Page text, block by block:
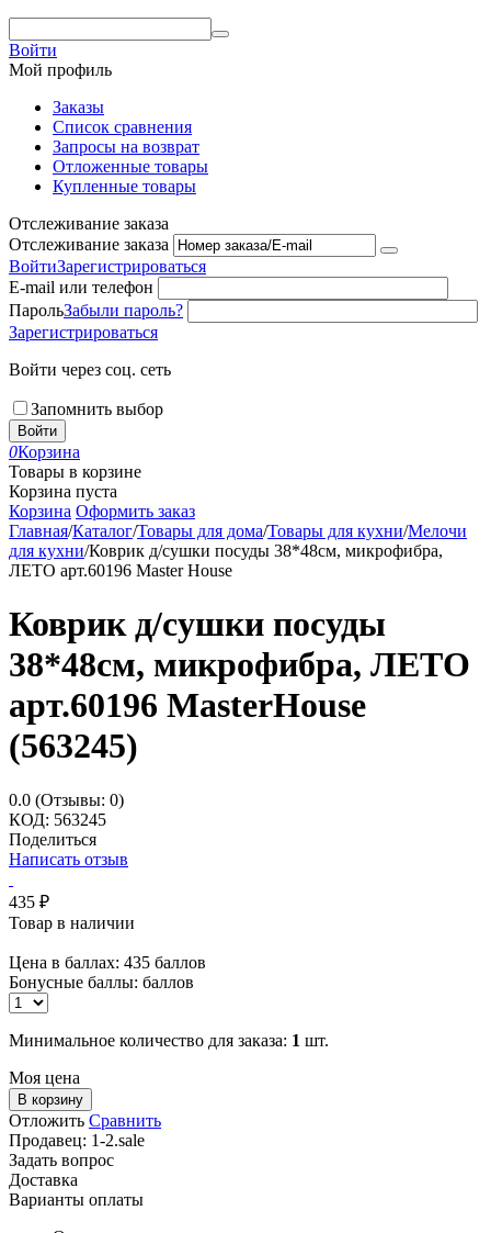
Войти
Мой профиль
Заказы
Список сравнения
Запросы на возврат
Отложенные товары
Купленные товары
Отслеживание заказа
Отслеживание заказа
ВойтиЗарегистрироваться
E-mail или телефон
ПарольЗабыли пароль?
Зарегистрироваться
Войти через соц. сеть
Запомнить выбор
Войти
0Корзина
Товары в корзине
Корзина пуста
Корзина Оформить заказ
Главная/Каталог/Товары для дома/Товары для кухни/Мелочи
для кухни/Коврик д/сушки посуды 38*48см, микрофибра,
ЛЕТО арт.60196 Master House
Коврик д/сушки посуды
38*48см, микрофибра, ЛЕТО
арт.60196 MasterHouse
(563245)
0.0 (Отзывы: 0)
КОД: 563245
Поделиться
Написать отзыв
435 ₽
Товар в наличии
Цена в баллах: 435 баллов
Бонусные баллы: баллов
Минимальное количество для заказа: 1 шт.
Моя цена
В корзину
Отложить Сравнить
Продавец: 1-2.sale
Задать вопрос
Доставка
Варианты оплаты